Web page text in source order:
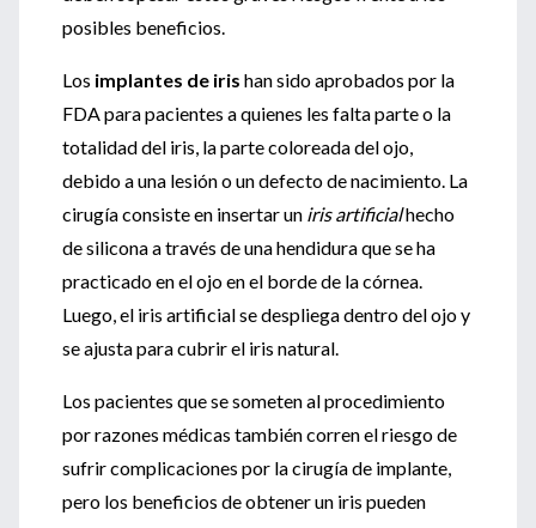
posibles beneficios.
Los implantes de iris han sido aprobados por la
FDA para pacientes a quienes les falta parte o la
totalidad del iris, la parte coloreada del ojo,
debido a una lesión o un defecto de nacimiento. La
cirugía consiste en insertar un iris artificialhecho
de silicona a través de una hendidura que se ha
practicado en el ojo en el borde de la córnea.
Luego, el iris artificial se despliega dentro del ojo y
se ajusta para cubrir el iris natural.
Los pacientes que se someten al procedimiento
por razones médicas también corren el riesgo de
sufrir complicaciones por la cirugía de implante,
pero los beneficios de obtener un iris pueden